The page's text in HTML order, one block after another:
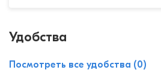
Удобства
Посмотреть все удобства (0)